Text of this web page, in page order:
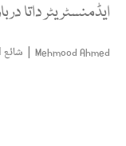
ایڈمنسٹریٹر داتا
Mehmood Ahmed
| شائع